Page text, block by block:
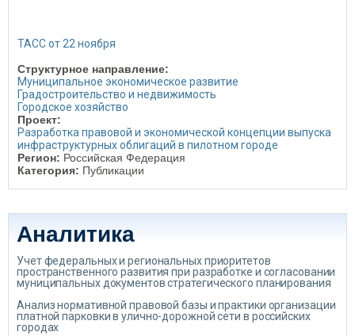
ТАСС от 22 ноября
Структурное направление:
Муниципальное экономическое развитие
Градостроительство и недвижимость
Городское хозяйство
Проект:
Разработка правовой и экономической концепции выпуска
инфраструктурных облигаций в пилотном городе
Регион: Российская Федерация
Категория: Публикации
Аналитика
Учет федеральных и региональных приоритетов
пространственного развития при разработке и согласовании
муниципальных документов стратегического планирования
Анализ нормативной правовой базы и практики организации
платной парковки в улично-дорожной сети в российских
городах